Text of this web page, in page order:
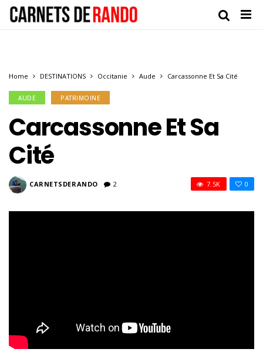
Home DESTINATIONS Occitanie Aude Carcassonne Et Sa Cité
AUDE PATRIMOINE
Carcassonne Et Sa
Cité
CARNETSDERANDO 2 0
7.5K